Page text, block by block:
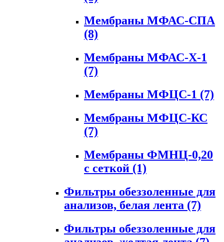
Мембраны МФАС-СПА
(8)
Мембраны МФАС-Х-1
(7)
Мембраны МФЦС-1 (7)
Мембраны МФЦС-КС
(7)
Мембраны ФМНЦ-0,20
с сеткой (1)
Фильтры обеззоленные для
анализов, белая лента (7)
Фильтры обеззоленные для